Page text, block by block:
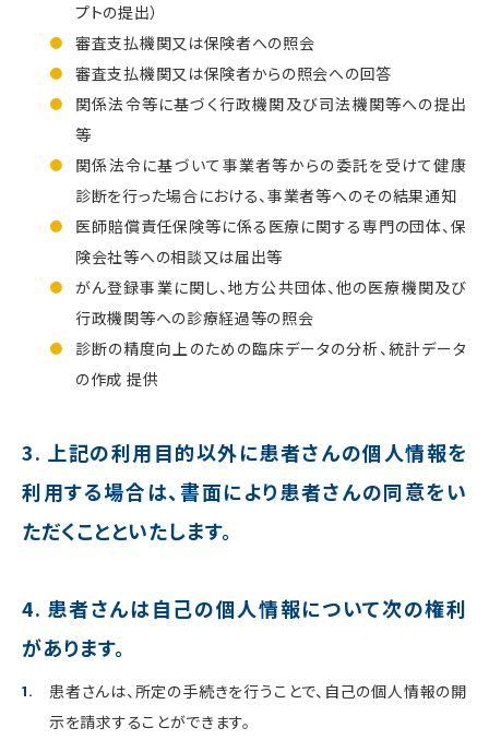
プトの提出）
審査支払機関又は保険者への照会
審査支払機関又は保険者からの照会への回答
関係法令等に基づく行政機関及び司法機関等への提出
等
関係法令に基づいて事業者等からの委託を受けて健康
診断を行った場合における、事業者等へのその結果通知
医師賠償責任保険等に係る医療に関する専門の団体、保
険会社等への相談又は届出等
がん登録事業に関し、地方公共団体、他の医療機関及び
行政機関等への診療経過等の照会
診断の精度向上のための臨床データの分析、統計データ
の作成 提供
3. 上記の利用目的以外に患者さんの個人情報を
利用する場合は、書面により患者さんの同意をい
ただくことといたします。
4. 患者さんは自己の個人情報について次の権利
があります。
患者さんは、所定の手続きを行うことで、自己の個人情報の開
示を請求することができます。